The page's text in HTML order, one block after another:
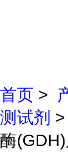
首页 >
测试剂
酶